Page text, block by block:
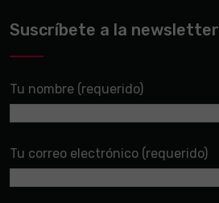
Suscríbete a la newsletter
Tu nombre (requerido)
Tu correo electrónico (requerido)